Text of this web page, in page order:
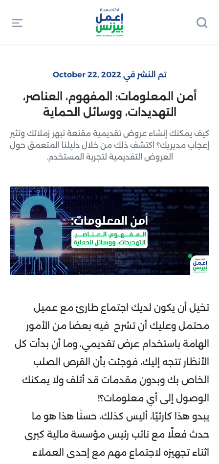
تم النشر في October 22, 2022
أمن المعلومات: المفهوم، العناصر،
التهديدات، ووسائل الحماية
كيف يمكنك إنشاء عروض تقديمية مقنعة تبهر زملائك وتثير
إعجاب مديريك؟ اكتشف ذلك من خلال دليلنا المتعمق حول
العروض التقديمية لتجربة المستخدم.
تخيل أن يكون لديك اجتماع طارئ مع عميل
محتمل وعليك أن تشرح فيه بعضا من الأمور
الهامة باستخدام عرض تقديمي، وما أن بدأت كل
الأنظار تتجه إليك، فوجئت بأن القرص الصلب
الخاص بك وبدون مقدمات قد أتلف ولا يمكنك
الوصول إلى أي معلومات؟!
يبدو هذا كارثيًا، أليس كذلك، حسنًا هذا هو ما
حدث فعلًا مع نائب رئيس مؤسسة مالية كبرى
اثناء تجهيزه لاجتماع مهم مع إحدى العملاء